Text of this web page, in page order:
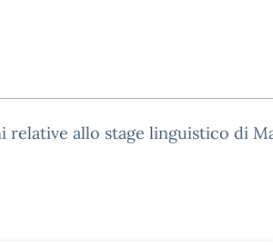
relative allo stage linguistico di